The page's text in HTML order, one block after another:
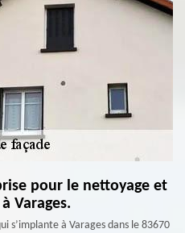
pour le nettoyage et
Varages.
s’implante à Varages dans le 83670